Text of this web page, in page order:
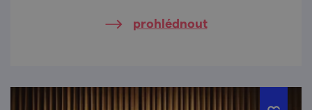
prohlédnout